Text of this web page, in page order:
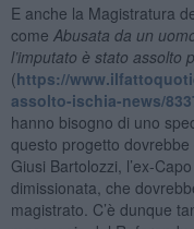
E anche la Magistratura
come Abusata da un
l’imputato è stato assolto
(https://
assolto-ischia-news/
hanno bisogno di uno
questo progetto
Giusi Bartolozzi, l’ex-
dimissionata, che
magistrato. C’è dunque